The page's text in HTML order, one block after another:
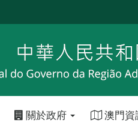
關於政府 澳門資